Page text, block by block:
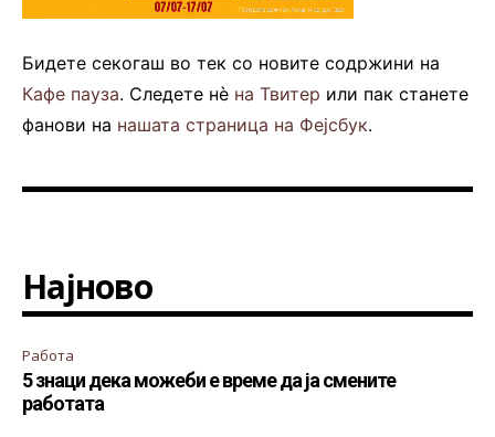
Бидете секогаш во тек со новите содржини на
Кафе пауза. Следете нè на Твитер или пак станете
фанови на нашата страница на Фејсбук.
Најново
Работа
5 знаци дека можеби е време да ја смените
работата